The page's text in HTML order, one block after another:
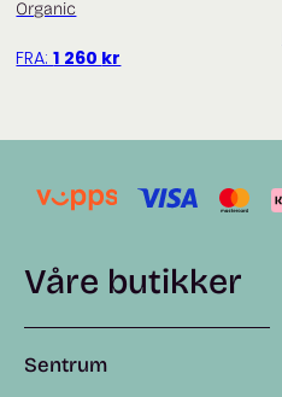
Organic
FRA:1 260 kr
Våre butikker
Sentrum